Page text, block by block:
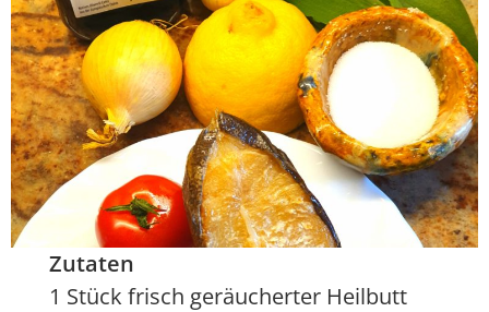
Zutaten
1 Stück frisch geräucherter Heilbutt